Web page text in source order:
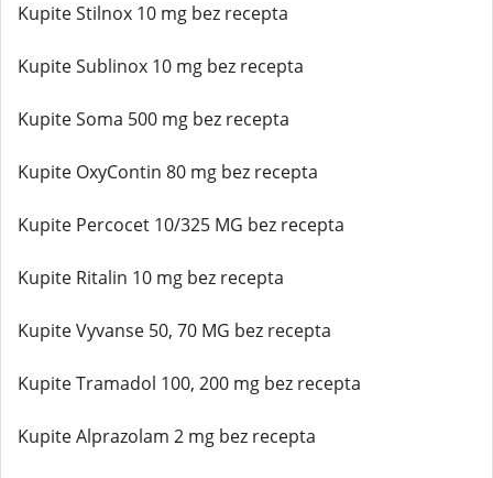
Kupite Stilnox 10 mg bez recepta
Kupite Sublinox 10 mg bez recepta
Kupite Soma 500 mg bez recepta
Kupite OxyContin 80 mg bez recepta
Kupite Percocet 10/325 MG bez recepta
Kupite Ritalin 10 mg bez recepta
Kupite Vyvanse 50, 70 MG bez recepta
Kupite Tramadol 100, 200 mg bez recepta
Kupite Alprazolam 2 mg bez recepta